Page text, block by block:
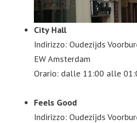
City Hall
Indirizzo: Oudezijds
EW Amsterdam
Orario: dalle 11:00 alle
Feels Good
Indirizzo: Oudezijds